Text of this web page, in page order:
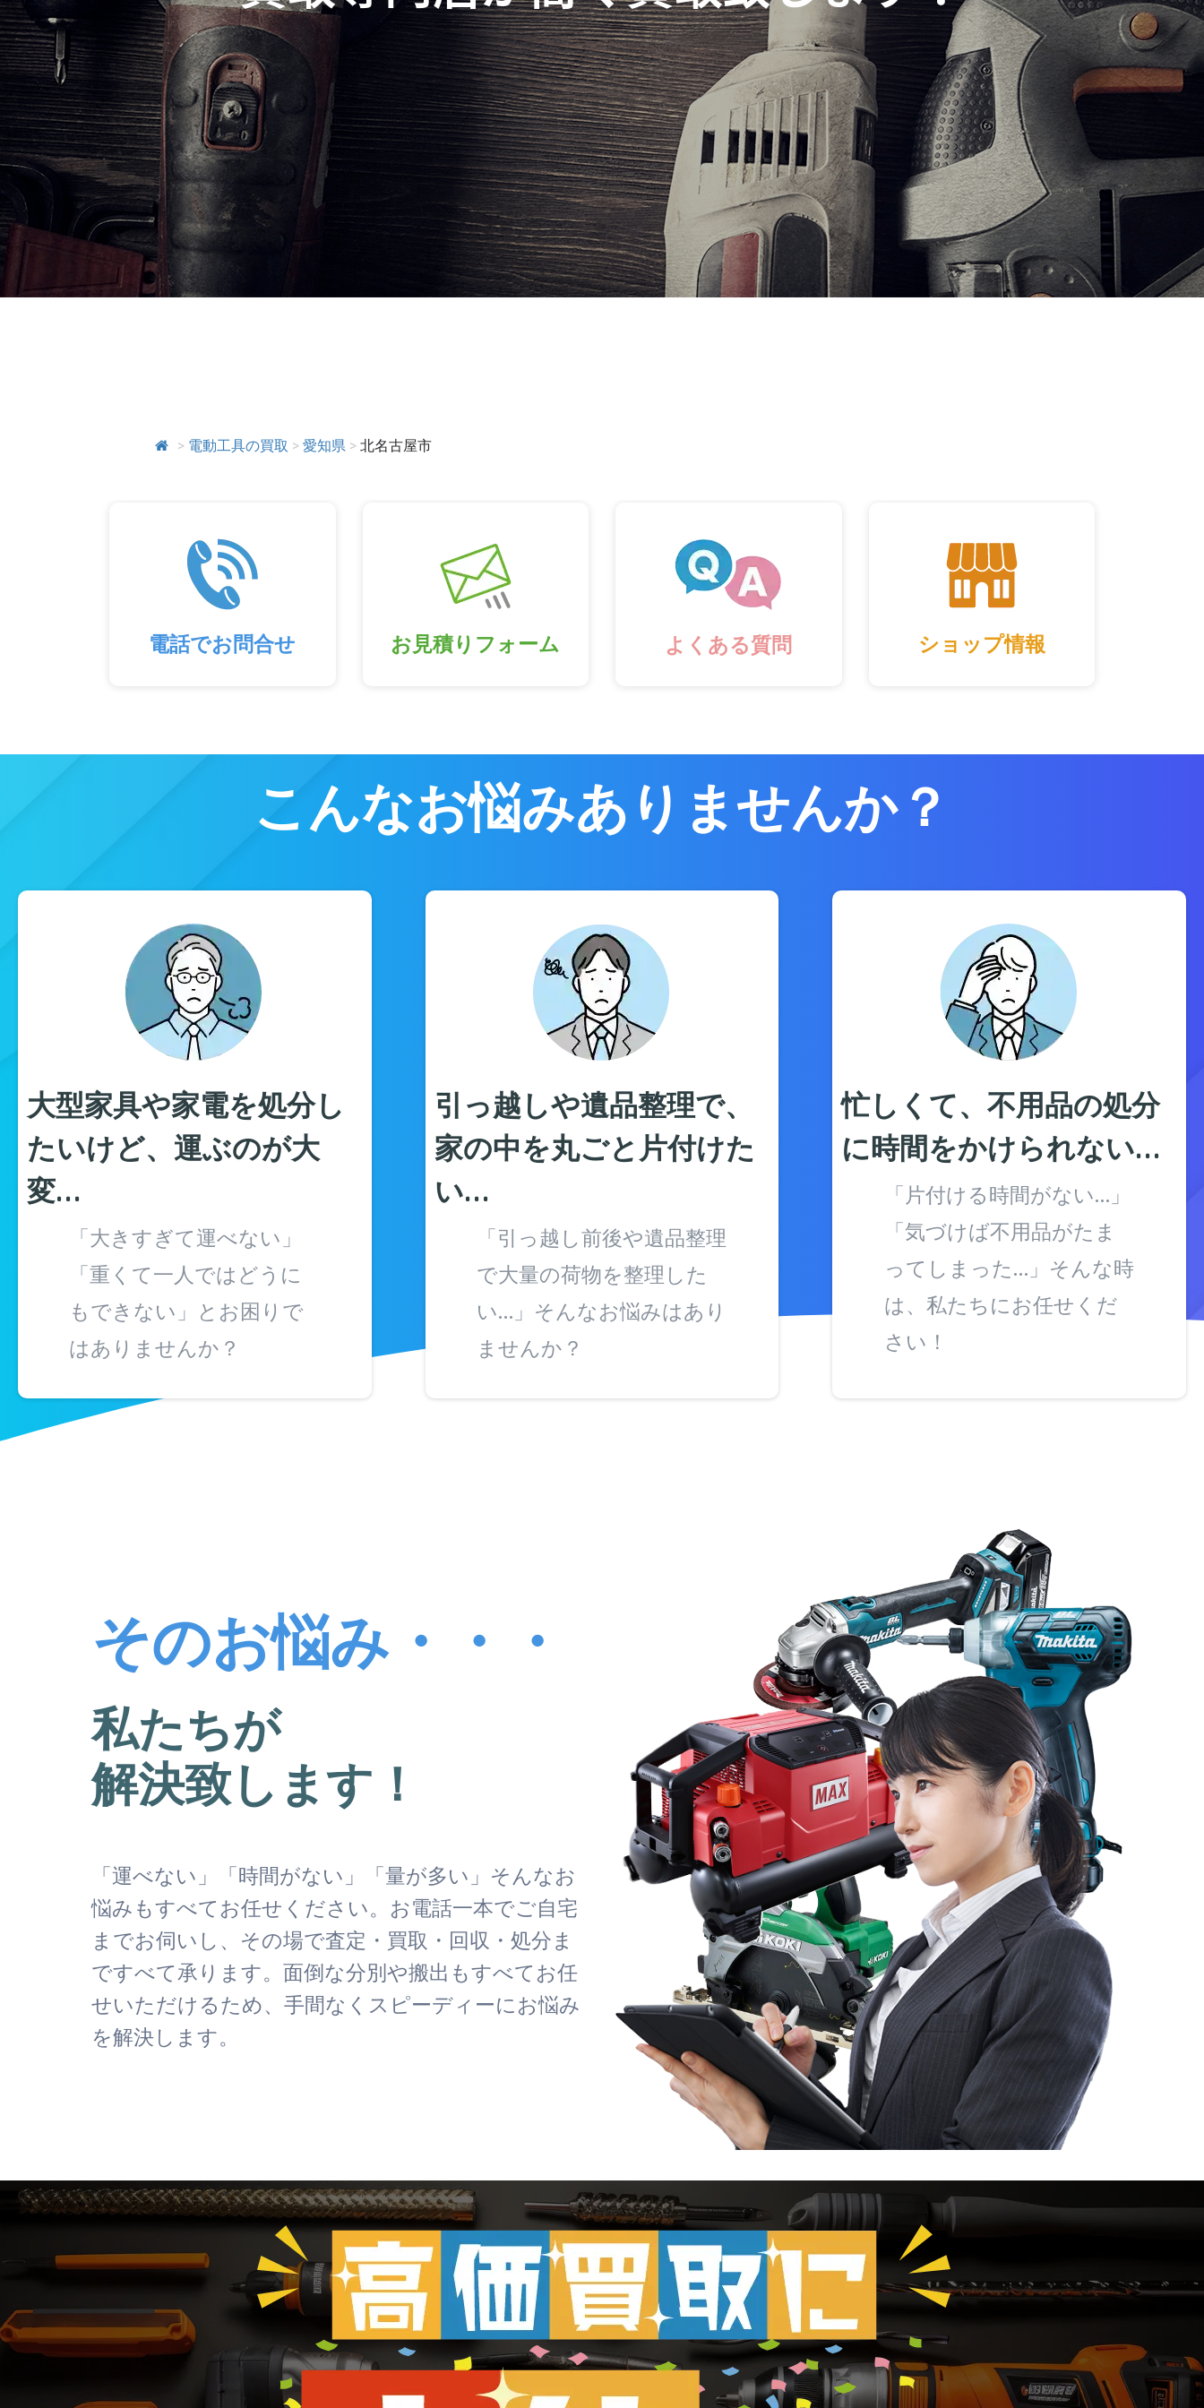
> 電動工具の買取 > 愛知県 > 北名古屋市
電話でお問合せ お見積りフォーム よくある質問 ショップ情報
こんなお悩みありませんか？
大型家具や家電を処分し
たいけど、運ぶのが大
変…
「大きすぎて運べない」
「重くて一人ではどうに
もできない」とお困りで
はありませんか？
引っ越しや遺品整理で、
家の中を丸ごと片付けた
い…
「引っ越し前後や遺品整理
で大量の荷物を整理した
い…」そんなお悩みはあり
ませんか？
忙しくて、不用品の処分
に時間をかけられない…
「片付ける時間がない…」
「気づけば不用品がたま
ってしまった…」そんな時
は、私たちにお任せくだ
さい！
そのお悩み・・・
私たちが
解決致します！
「運べない」「時間がない」「量が多い」そんなお
悩みもすべてお任せください。お電話一本でご自宅
までお伺いし、その場で査定・買取・回収・処分ま
ですべて承ります。面倒な分別や搬出もすべてお任
せいただけるため、手間なくスピーディーにお悩み
を解決します。